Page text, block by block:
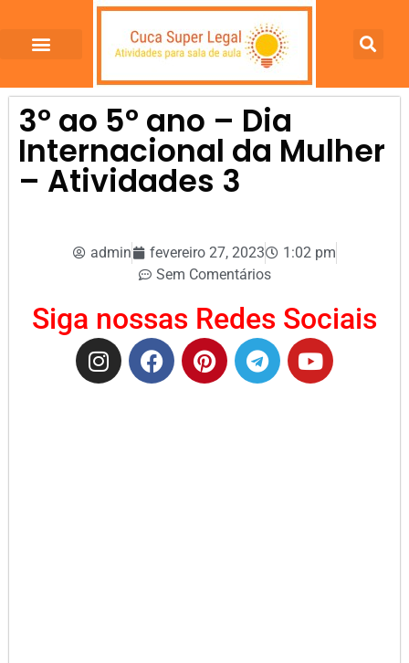
3º ao 5º ano – Dia
Internacional da Mulher
– Atividades 3
admin fevereiro 27, 2023
1:02 pm
Sem Comentários
Siga nossas Redes Sociais